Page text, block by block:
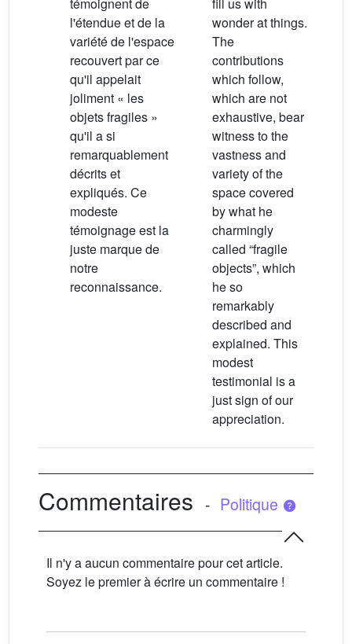
l'étendue et de la
variété de l'espace
recouvert par ce
qu'il appelait
joliment « les
objets fragiles »
qu'il a si
remarquablement
décrits et
expliqués. Ce
modeste
témoignage est la
juste marque de
notre
reconnaissance.
wonder at things.
The
contributions
which follow,
which are not
exhaustive, bear
witness to the
vastness and
variety of the
space covered
by what he
charmingly
called “fragile
objects”, which
he so
remarkably
described and
explained. This
modest
testimonial is a
just sign of our
appreciation.
Commentaires - Politique
Il n'y a aucun commentaire pour cet article.
Soyez le premier à écrire un commentaire !